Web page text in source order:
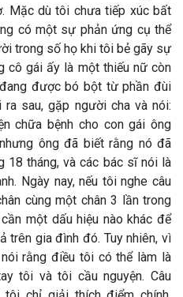
Mặc dù tôi chưa tiếp xúc bất
có một sự phản ứng cụ thể
trong số họ khi tôi bẻ gãy sự
cô gái ấy là một thiếu nữ còn
được bó bột từ phần đùi
sau, gặp người cha và nói:
chữa bệnh cho con gái ông
ông đã biết rằng nó đã
18 tháng, và các bác sĩ nói là
Ngày nay, nếu tôi nghe câu
cùng một chân 3 lần trong
một dấu hiệu nào khác để
trên gia đình đó. Tuy nhiên, vì
rằng điều tôi có thể làm là
tôi và tôi cầu nguyện. Câu